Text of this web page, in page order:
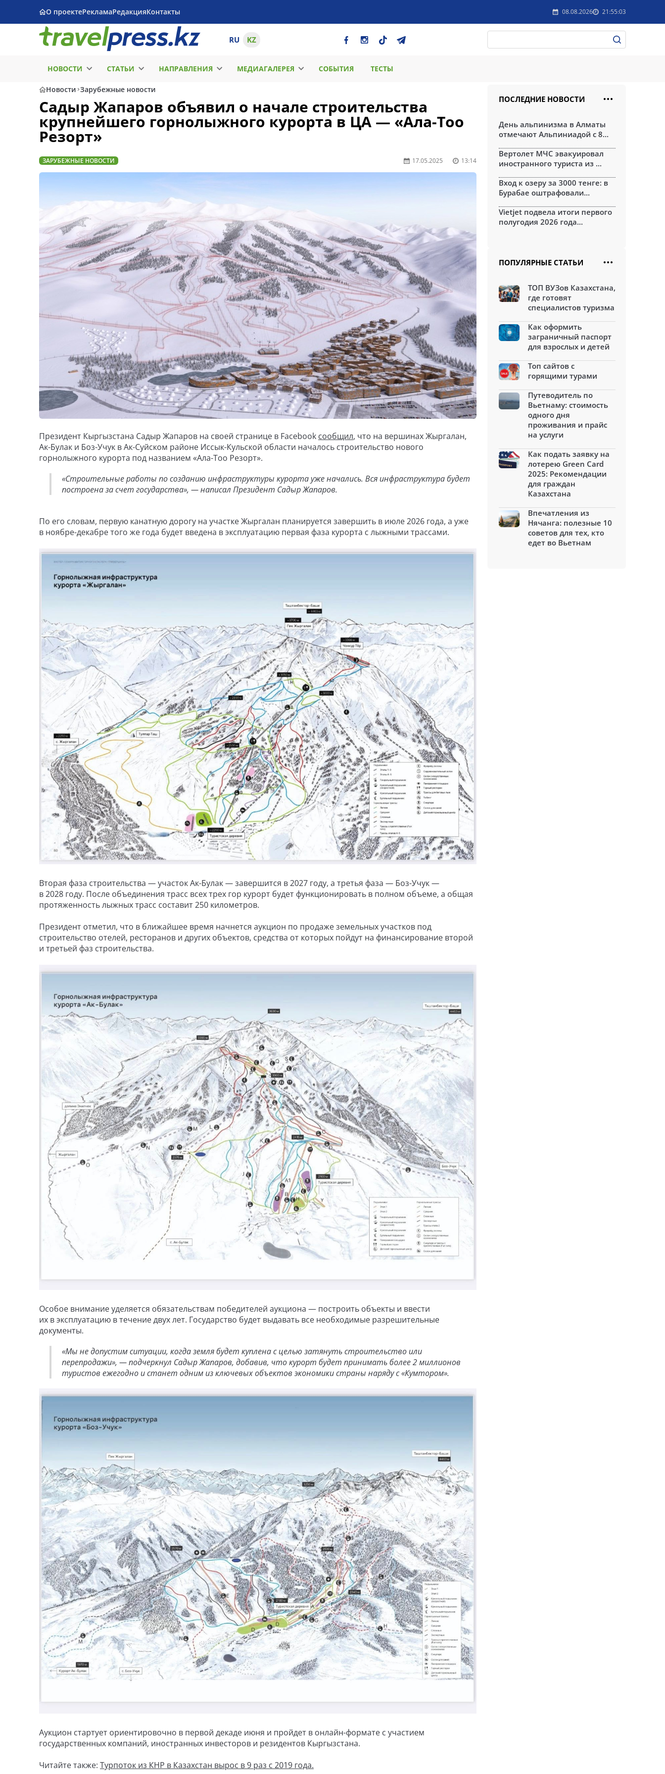
О проектеРекламаРедакцияКонтакты 08.08.2026 21:55:03
RU KZ
НОВОСТИ СТАТЬИ НАПРАВЛЕНИЯ МЕДИАГАЛЕРЕЯ СОБЫТИЯ ТЕСТЫ
Новости Зарубежные новости
Садыр Жапаров объявил о начале строительства
крупнейшего горнолыжного курорта в ЦА — «Ала-Тоо
Резорт»
ЗАРУБЕЖНЫЕ НОВОСТИ 17.05.2025 13:14
Президент Кыргызстана Садыр Жапаров на своей странице в Facebook сообщил, что на вершинах Жыргалан,
Ак-Булак и Боз-Учук в Ак-Суйском районе Иссык-Кульской области началось строительство нового
горнолыжного курорта под названием «Ала-Тоо Резорт».
«Строительные работы по созданию инфраструктуры курорта уже начались. Вся инфраструктура будет
построена за счет государства», — написал Президент Садыр Жапаров.
По его словам, первую канатную дорогу на участке Жыргалан планируется завершить в июле 2026 года, а уже
в ноябре-декабре того же года будет введена в эксплуатацию первая фаза курорта с лыжными трассами.
Вторая фаза строительства — участок Ак-Булак — завершится в 2027 году, а третья фаза — Боз-Учук —
в 2028 году. После объединения трасс всех трех гор курорт будет функционировать в полном объеме, а общая
протяженность лыжных трасс составит 250 километров.
Президент отметил, что в ближайшее время начнется аукцион по продаже земельных участков под
строительство отелей, ресторанов и других объектов, средства от которых пойдут на финансирование второй
и третьей фаз строительства.
Особое внимание уделяется обязательствам победителей аукциона — построить объекты и ввести
их в эксплуатацию в течение двух лет. Государство будет выдавать все необходимые разрешительные
документы.
«Мы не допустим ситуации, когда земля будет куплена с целью затянуть строительство или
перепродажи», — подчеркнул Садыр Жапаров, добавив, что курорт будет принимать более 2 миллионов
туристов ежегодно и станет одним из ключевых объектов экономики страны наряду с «Кумтором».
Аукцион стартует ориентировочно в первой декаде июня и пройдет в онлайн-формате с участием
государственных компаний, иностранных инвесторов и резидентов Кыргызстана.
Читайте также: Турпоток из КНР в Казахстан вырос в 9 раз с 2019 года.
ПОСЛЕДНИЕ НОВОСТИ
День альпинизма в Алматы
отмечают Альпиниадой с 8...
Вертолет МЧС эвакуировал
иностранного туриста из ...
Вход к озеру за 3000 тенге: в
Бурабае оштрафовали...
Vietjet подвела итоги первого
полугодия 2026 года...
ПОПУЛЯРНЫЕ СТАТЬИ
ТОП ВУЗов Казахстана,
где готовят
специалистов туризма
Как оформить
заграничный паспорт
для взрослых и детей
Топ сайтов с
горящими турами
Путеводитель по
Вьетнаму: стоимость
одного дня
проживания и прайс
на услуги
Как подать заявку на
лотерею Green Card
2025: Рекомендации
для граждан
Казахстана
Впечатления из
Нячанга: полезные 10
советов для тех, кто
едет во Вьетнам